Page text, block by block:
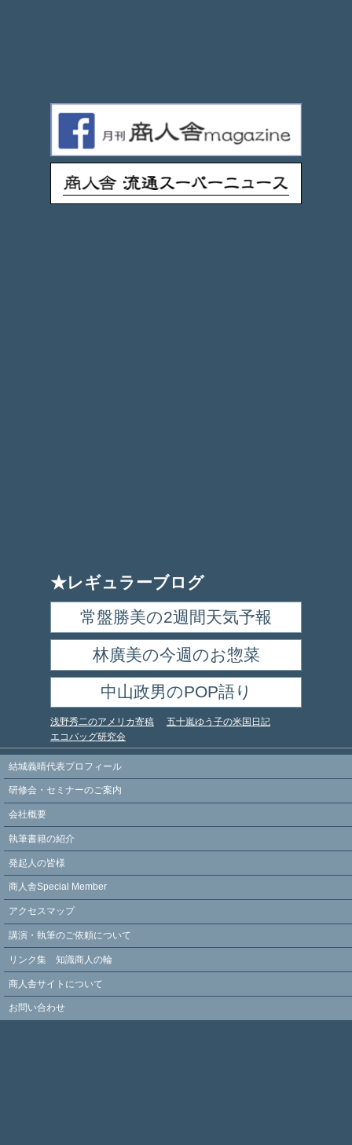
★レギュラーブログ
常盤勝美の2週間天気予報
林廣美の今週のお惣菜
浅野秀二のアメリカ寄稿 五十嵐ゆう子の米国日記
中山政男のPOP語り
エコバッグ研究会
結城義晴代表プロフィール
研修会・セミナーのご案内
会社概要
執筆書籍の紹介
発起人の皆様
商人舎Special Member
アクセスマップ
講演・執筆のご依頼について
リンク集 知識商人の輪
商人舎サイトについて
お問い合わせ